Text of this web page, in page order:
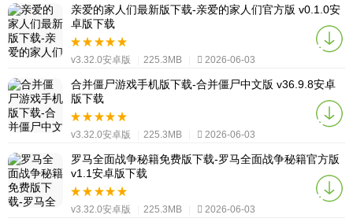
亲爱的家人们最新版下载-亲爱的家人们官方版 v0.1.0安
卓版下载
v3.32.0安卓版 225.3MB 2026-06-03
合并僵尸游戏手机版下载-合并僵尸中文版 v36.9.8安卓
版下载
v3.32.0安卓版 225.3MB 2026-06-03
罗马全面战争秘籍免费版下载-罗马全面战争秘籍官方版
v1.1安卓版下载
v3.32.0安卓版 225.3MB 2026-06-03